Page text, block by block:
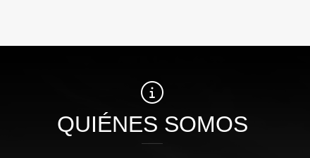
QUIÉNES SOMOS